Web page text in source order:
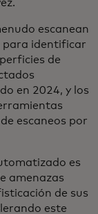
escanean
para identificar
de
en 2024, y los
escaneos por
es
amenazas
de sus
este